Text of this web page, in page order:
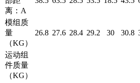
离：A
模组质
量
（KG）
26.8 27.6 28.4 29.2 30 30.8
运动组
件质量
（KG）